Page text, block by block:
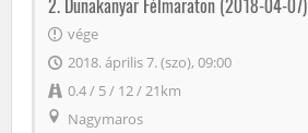
2. Dunakanyar Félmaraton (2018-04-07)
vége
2018. április 7. (szo), 09:00
0.4 / 5 / 12 / 21km
Nagymaros